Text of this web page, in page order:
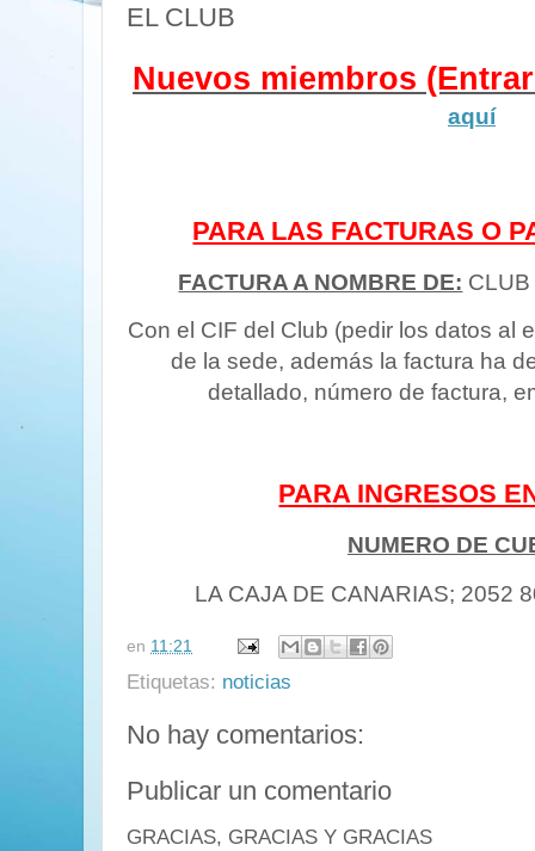
EL CLUB
Nuevos miembros
aquí
PARA LAS FACTURAS O
FACTURA A NOMBRE DE:
Con el CIF del Club (pedir los datos al
de la sede, además la factura ha
detallado, número de factura,
PARA INGRESOS
NUMERO DE
LA CAJA DE CANARIAS; 2052
en 11:21
Etiquetas: noticias
No hay comentarios:
Publicar un comentario
GRACIAS, GRACIAS Y GRACIAS